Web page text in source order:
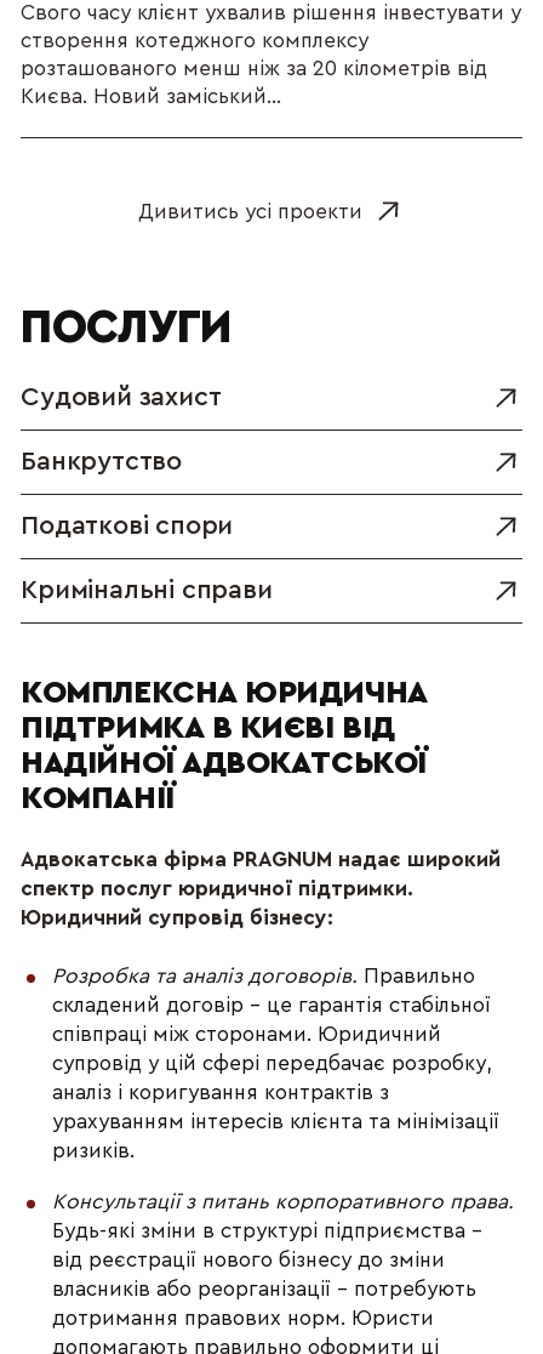
Свого часу клієнт ухвалив рішення інвестувати у
створення котеджного комплексу
розташованого менш ніж за 20 кілометрів від
Києва. Новий заміський...
Дивитись усі проекти
ПОСЛУГИ
Судовий захист
Банкрутство
Податкові спори
Кримінальні справи
КОМПЛЕКСНА ЮРИДИЧНА
ПІДТРИМКА В КИЄВІ ВІД
НАДІЙНОЇ АДВОКАТСЬКОЇ
КОМПАНІЇ
Адвокатська фірма PRAGNUM надає широкий
спектр послуг юридичної підтримки.
Юридичний супровід бізнесу:
Розробка та аналіз договорів. Правильно
складений договір – це гарантія стабільної
співпраці між сторонами. Юридичний
супровід у цій сфері передбачає розробку,
аналіз і коригування контрактів з
урахуванням інтересів клієнта та мінімізації
ризиків.
Консультації з питань корпоративного права.
Будь-які зміни в структурі підприємства –
від реєстрації нового бізнесу до зміни
власників або реорганізації – потребують
дотримання правових норм. Юристи
допомагають правильно оформити ці